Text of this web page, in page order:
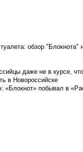
обзор "Блокнота"
даже не в курсе,
в Новороссийске
«Блокнот» побывал в